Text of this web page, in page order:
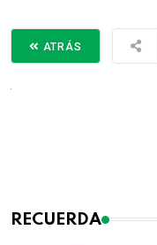
ATRÁS
RECUERDA